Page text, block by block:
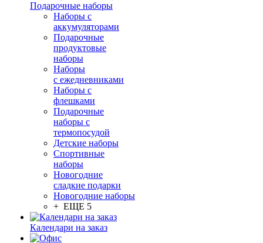
Подарочные наборы
Наборы с
аккумуляторами
Подарочные
продуктовые
наборы
Наборы
с ежедневниками
Наборы с
флешками
Подарочные
наборы с
термопосудой
Детские наборы
Спортивные
наборы
Новогодние
сладкие подарки
Новогодние наборы
+ ЕЩЕ 5
Календари на заказ